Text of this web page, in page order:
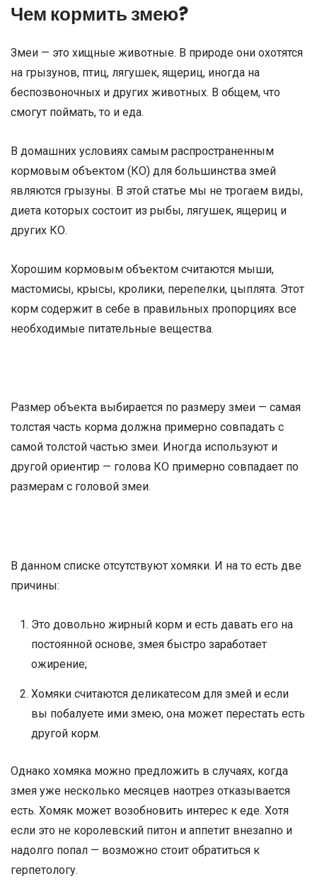
Чем кормить змею?
Змеи — это хищные животные. В природе они охотятся
на грызунов, птиц, лягушек, ящериц, иногда на
беспозвоночных и других животных. В общем, что
смогут поймать, то и еда.
В домашних условиях самым распространенным
кормовым объектом (КО) для большинства змей
являются грызуны. В этой статье мы не трогаем виды,
диета которых состоит из рыбы, лягушек, ящериц и
других КО.
Хорошим кормовым объектом считаются мыши,
мастомисы, крысы, кролики, перепелки, цыплята. Этот
корм содержит в себе в правильных пропорциях все
необходимые питательные вещества.
Размер объекта выбирается по размеру змеи — самая
толстая часть корма должна примерно совпадать с
самой толстой частью змеи. Иногда используют и
другой ориентир — голова КО примерно совпадает по
размерам с головой змеи.
В данном списке отсутствуют хомяки. И на то есть две
причины:
Это довольно жирный корм и есть давать его на
постоянной основе, змея быстро заработает
ожирение;
Хомяки считаются деликатесом для змей и если
вы побалуете ими змею, она может перестать есть
другой корм.
Однако хомяка можно предложить в случаях, когда
змея уже несколько месяцев наотрез отказывается
есть. Хомяк может возобновить интерес к еде. Хотя
если это не королевский питон и аппетит внезапно и
надолго попал — возможно стоит обратиться к
герпетологу.